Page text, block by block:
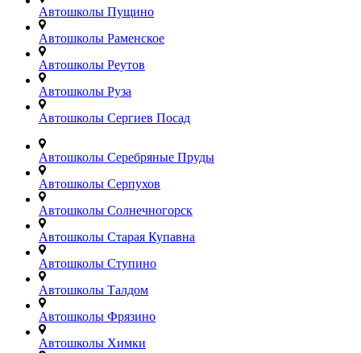
Автошколы Пущино
Автошколы Раменское
Автошколы Реутов
Автошколы Руза
Автошколы Сергиев Посад
Автошколы Серебряные Пруды
Автошколы Серпухов
Автошколы Солнечногорск
Автошколы Старая Купавна
Автошколы Ступино
Автошколы Талдом
Автошколы Фрязино
Автошколы Химки